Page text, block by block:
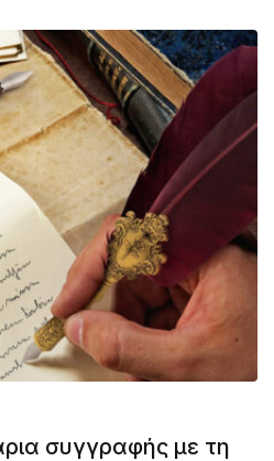
συγγραφής με τη